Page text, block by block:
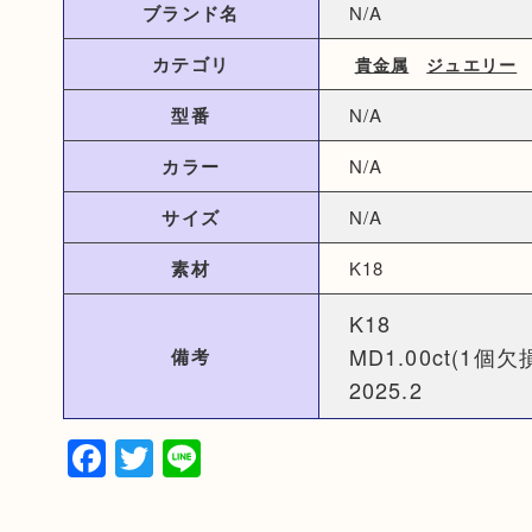
ブランド名 N/A
カテゴリ 貴金属 ジュエリー
型番 N/A
カラー N/A
サイズ N/A
素材 K18
備考
K18
MD1.00ct(1個欠
2025.2
Facebook
Twitter
Line